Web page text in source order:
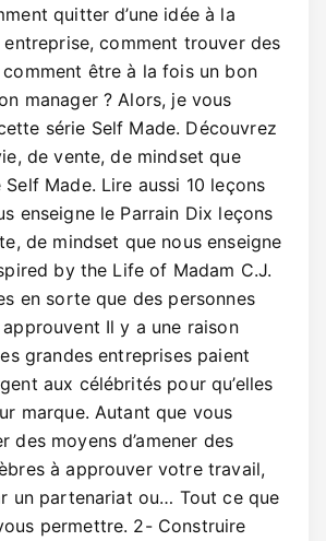
quitter d’une idée à la
entreprise, comment trouver des
être à la fois un bon
manager ? Alors, je vous
série Self Made. Découvrez
de vente, de mindset que
Self Made. Lire aussi 10 leçons
enseigne le Parrain Dix leçons
de mindset que nous enseigne
by the Life of Madam C.J.
en sorte que des personnes
Il y a une raison
grandes entreprises paient
aux célébrités pour qu’elles
marque. Autant que vous
des moyens d’amener des
à approuver votre travail,
un partenariat ou… Tout ce que
permettre. 2- Construire